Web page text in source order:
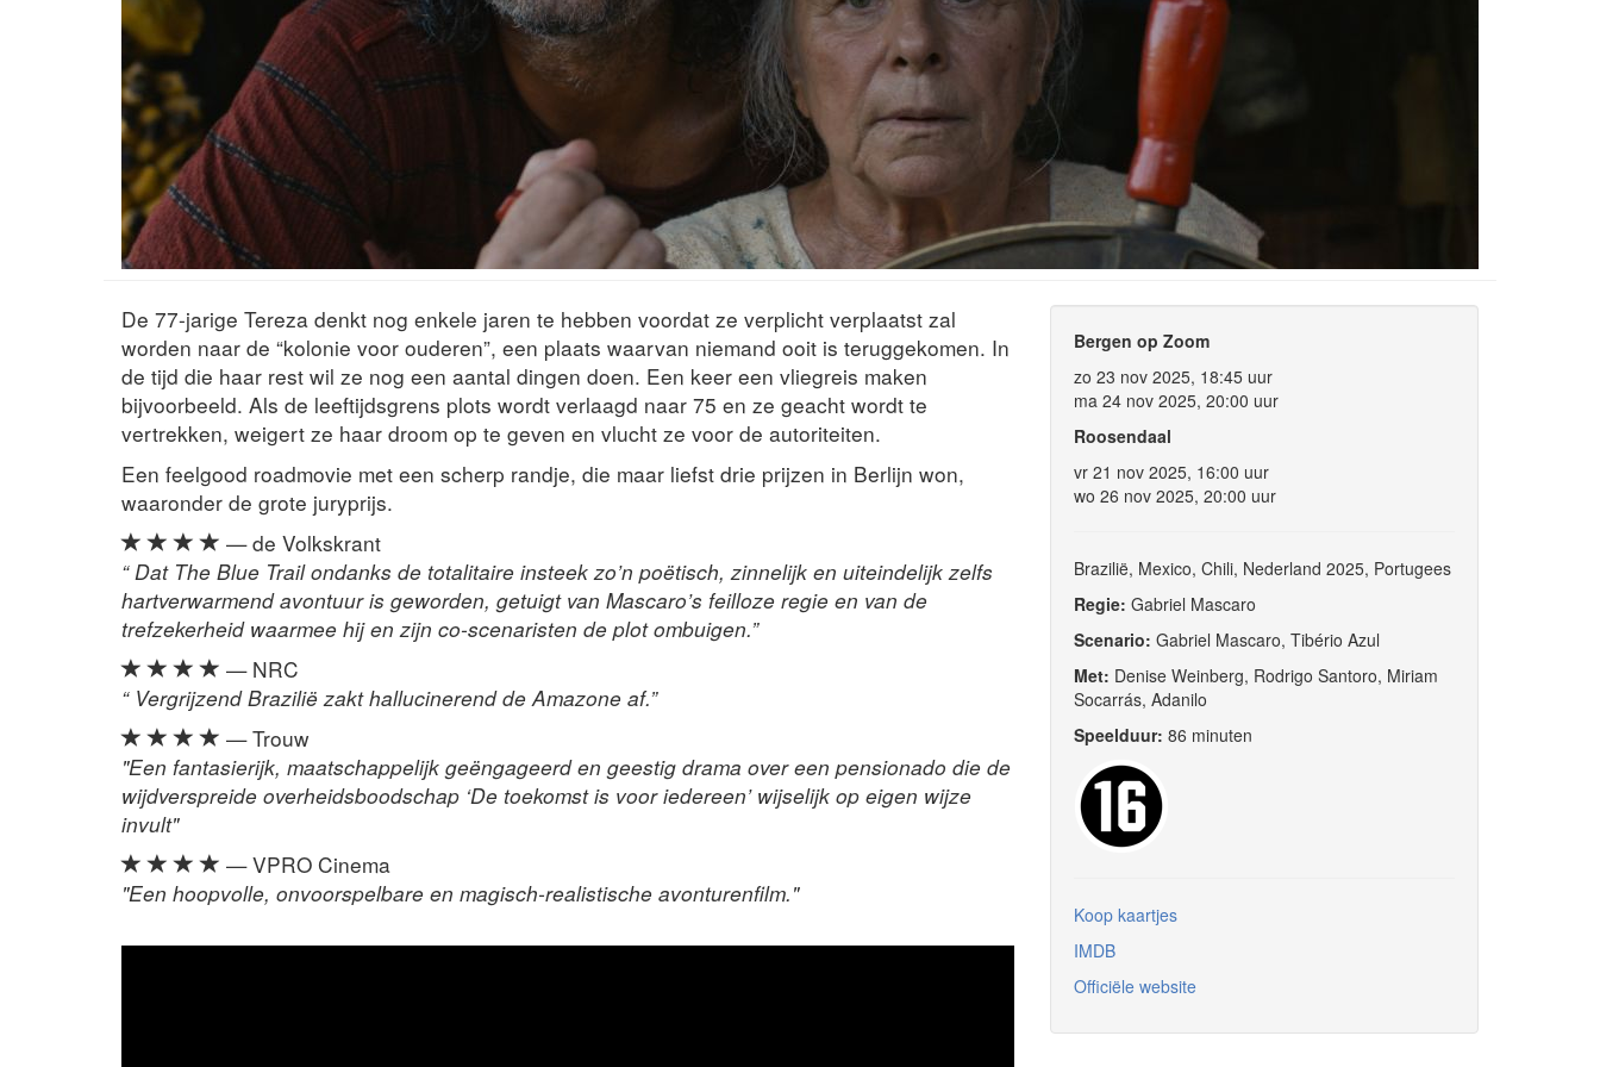
De 77-jarige Tereza denkt nog enkele jaren te hebben voordat ze verplicht verplaatst zal
worden naar de “kolonie voor ouderen”, een plaats waarvan niemand ooit is teruggekomen. In
de tijd die haar rest wil ze nog een aantal dingen doen. Een keer een vliegreis maken
bijvoorbeeld. Als de leeftijdsgrens plots wordt verlaagd naar 75 en ze geacht wordt te
vertrekken, weigert ze haar droom op te geven en vlucht ze voor de autoriteiten.
Een feelgood roadmovie met een scherp randje, die maar liefst drie prijzen in Berlijn won,
waaronder de grote juryprijs.
— de Volkskrant
“ Dat The Blue Trail ondanks de totalitaire insteek zo’n poëtisch, zinnelijk en uiteindelijk zelfs
hartverwarmend avontuur is geworden, getuigt van Mascaro’s feilloze regie en van de
trefzekerheid waarmee hij en zijn co-scenaristen de plot ombuigen.”
— NRC
“ Vergrijzend Brazilië zakt hallucinerend de Amazone af.”
— Trouw
"Een fantasierijk, maatschappelijk geëngageerd en geestig drama over een pensionado die de
wijdverspreide overheidsboodschap ‘De toekomst is voor iedereen’ wijselijk op eigen wijze
invult"
— VPRO Cinema
"Een hoopvolle, onvoorspelbare en magisch-realistische avonturenfilm."
Bergen op Zoom
zo 23 nov 2025, 18:45 uur
ma 24 nov 2025, 20:00 uur
Roosendaal
vr 21 nov 2025, 16:00 uur
wo 26 nov 2025, 20:00 uur
Brazilië, Mexico, Chili, Nederland 2025, Portugees
Regie: Gabriel Mascaro
Scenario: Gabriel Mascaro, Tibério Azul
Met: Denise Weinberg, Rodrigo Santoro, Miriam
Socarrás, Adanilo
Speelduur: 86 minuten
Koop kaartjes
IMDB
Officiële website